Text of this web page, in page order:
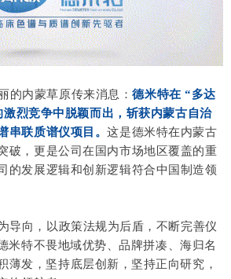
的内蒙草原传来消息：德米特在 “多达
烈竞争中脱颖而出，斩获内蒙古自治
串联质谱仪项目。这是德米特在内蒙古
破，更是公司在国内市场地区覆盖的重
的发展逻辑和创新逻辑符合中国制造领
导向，以政策法规为后盾，不断完善仪
米特不畏地域优势、品牌拼凑、海归名
薄发， 坚持底层创新，坚持正向研究，